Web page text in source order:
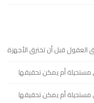
العقول قبل أن تخترق الأجهزة